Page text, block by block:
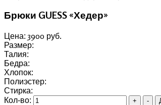
Брюки GUESS «Хедер»
Цена: 3900 руб.
Размер:
Талия:
Бедра:
Хлопок:
Полиэстер:
Стирка:
Кол-во: